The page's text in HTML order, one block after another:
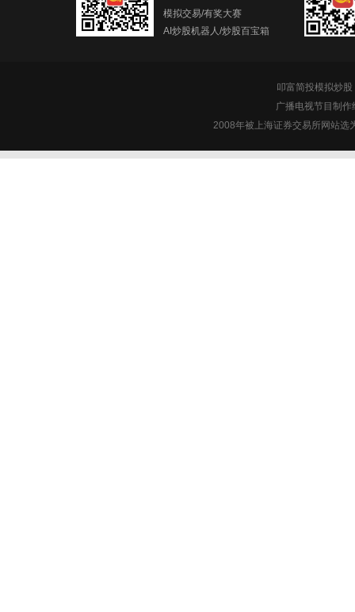
模拟交易/有奖大赛
AI炒股机器人/炒股百宝箱
叩富简投模拟炒
广播电视节目制
2008年被上海证券交易所网站选